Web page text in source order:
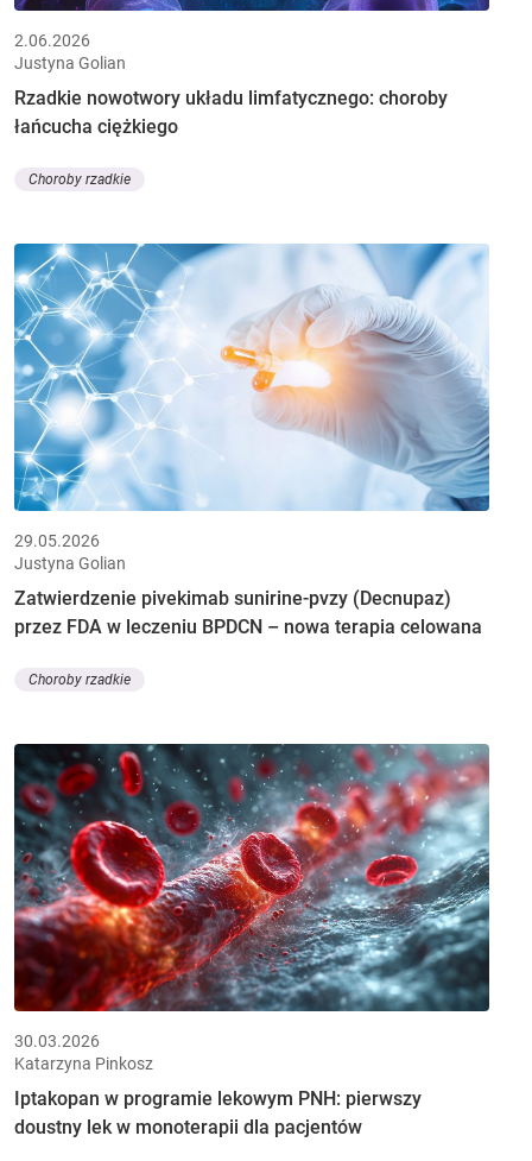
2.06.2026
Justyna Golian
Rzadkie nowotwory układu limfatycznego: choroby
łańcucha ciężkiego
Choroby rzadkie
29.05.2026
Justyna Golian
Zatwierdzenie pivekimab sunirine-pvzy (Decnupaz)
przez FDA w leczeniu BPDCN – nowa terapia celowana
Choroby rzadkie
30.03.2026
Katarzyna Pinkosz
Iptakopan w programie lekowym PNH: pierwszy
doustny lek w monoterapii dla pacjentów